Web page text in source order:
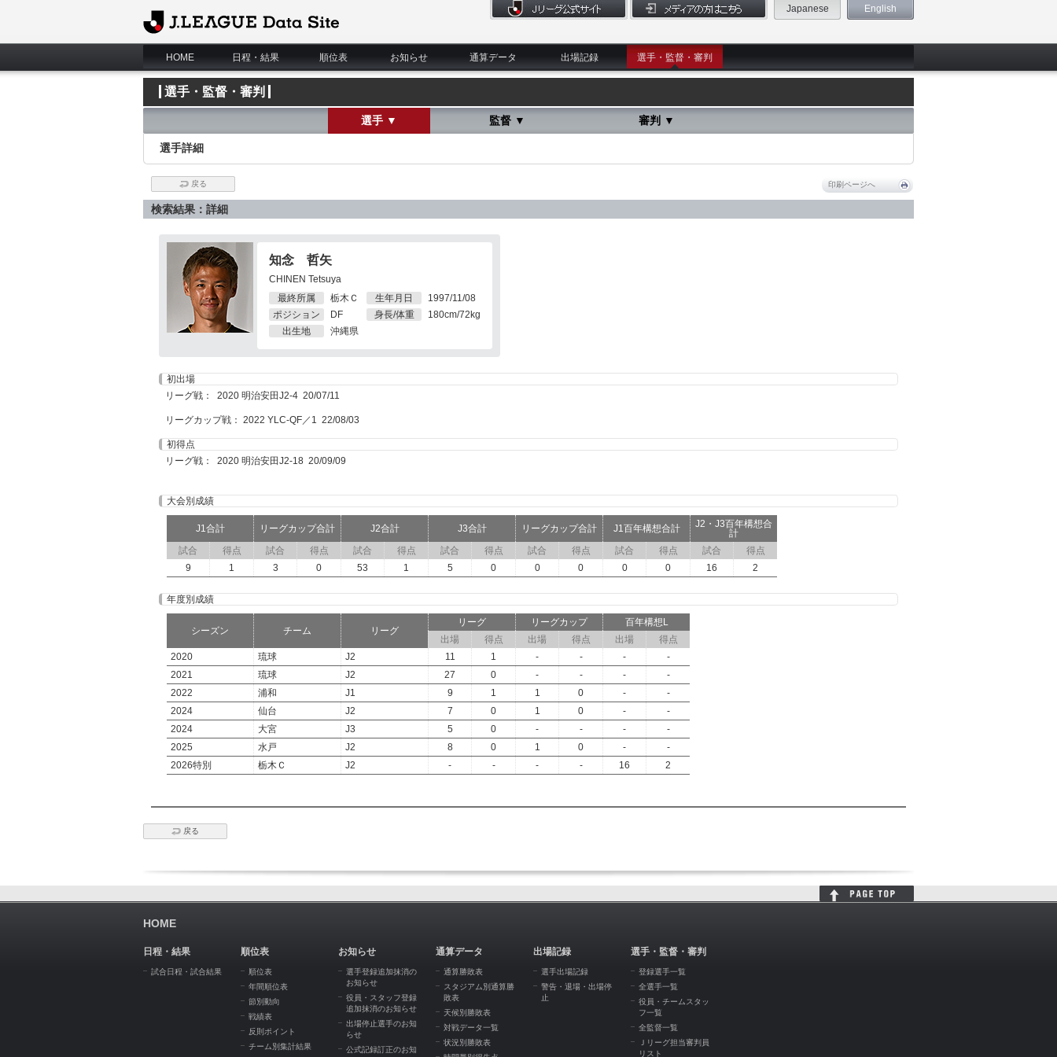
J.League Data Site
Japanese English
HOME 日程・結果 順位表 お知らせ 通算データ 出場記録 選手・監督・審判
選手・監督・審判
選手 ▼ 監督 ▼ 審判 ▼
選手詳細
戻る 印刷ページへ
検索結果：詳細
知念 哲矢
CHINEN Tetsuya
最終所属
栃木Ｃ
ポジション
DF
出生地
沖縄県
生年月日
1997/11/08
身長/体重
180cm/72kg
初出場
リーグ戦： 2020 明治安田J2-4 20/07/11
リーグカップ戦： 2022 YLC-QF／1 22/08/03
初得点
リーグ戦： 2020 明治安田J2-18 20/09/09
大会別成績
J1合計 リーグカップ合計 J2合計 J3合計 リーグカップ合計 J1百年構想合計
J2・J3百年構想合
計
試合
得点 試合 得点 試合 得点 試合 得点 試合 得点 試合 得点 試合
得点
9
1 3 0 53 1 5 0 0 0 0 0 16 2
年度別成績
シーズン チーム リーグ
リーグ リーグカップ
百年構想L
出場
得点 出場 得点 出場
得点
2020
琉球 J2 11 1 - - -
-
2021
琉球 J2 27 0 - - -
-
2022
浦和 J1 9 1 1 0 -
-
2024
仙台 J2 7 0 1 0 -
-
2024
大宮 J3 5 0 - - -
-
2025
水戸 J2 8 0 1 0 -
-
2026特別
栃木Ｃ J2 - - - - 16 2
戻る
HOME
日程・結果
試合日程・試合結果
順位表
順位表
年間順位表
節別動向
戦績表
反則ポイント
チーム別集計結果
お知らせ
選手登録追加抹消の
お知らせ
役員・スタッフ登録
追加抹消のお知らせ
出場停止選手のお知
らせ
公式記録訂正のお知
通算データ
通算勝敗表
スタジアム別通算勝
敗表
天候別勝敗表
対戦データ一覧
状況別勝敗表
出場記録
選手出場記録
警告・退場・出場停
止
選手・監督・審判
登録選手一覧
全選手一覧
役員・チームスタッ
フ一覧
全監督一覧
Ｊリーグ担当審判員
リスト